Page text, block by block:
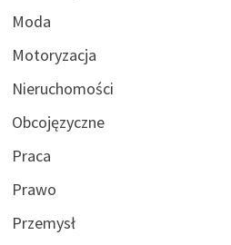
Moda
Motoryzacja
Nieruchomości
Obcojęzyczne
Praca
Prawo
Przemysł